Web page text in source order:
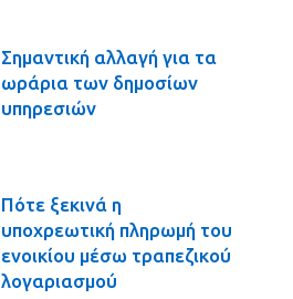
Σημαντική αλλαγή για τα
ωράρια των δημοσίων
υπηρεσιών
Πότε ξεκινά η
υποχρεωτική πληρωμή του
ενοικίου μέσω τραπεζικού
λογαριασμού